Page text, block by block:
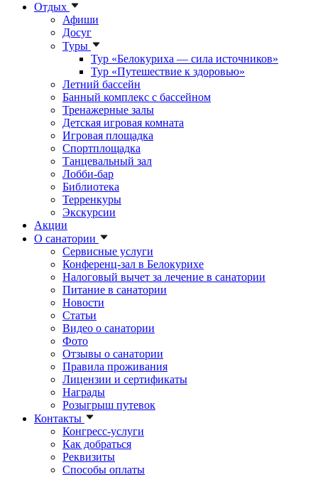
Отдых
Афиши
Досуг
Туры
Тур «Белокуриха — сила источников»
Тур «Путешествие к здоровью»
Летний бассейн
Банный комплекс с бассейном
Тренажерные залы
Детская игровая комната
Игровая площадка
Спортплощадка
Танцевальный зал
Лобби-бар
Библиотека
Терренкуры
Экскурсии
Акции
О санатории
Сервисные услуги
Конференц-зал в Белокурихе
Налоговый вычет за лечение в санатории
Питание в санатории
Новости
Статьи
Видео о санатории
Фото
Отзывы о санатории
Правила проживания
Лицензии и сертификаты
Награды
Розыгрыш путевок
Контакты
Конгресс-услуги
Как добраться
Реквизиты
Способы оплаты